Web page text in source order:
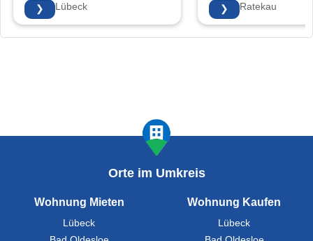
23568 Lübeck
❯
23626 Ratekau
❯
Orte im Umkreis
Wohnung Mieten
Lübeck
Wohnung Kaufen
Lübeck